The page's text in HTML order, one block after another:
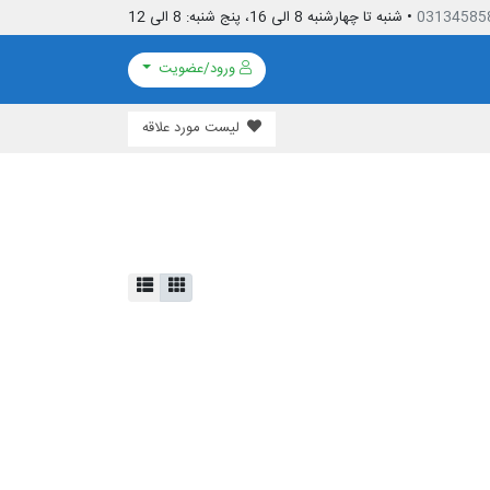
• شنبه تا چهارشنبه 8 الی 16، پنج شنبه: 8 الی 12
ورود/عضویت
لیست مورد علاقه